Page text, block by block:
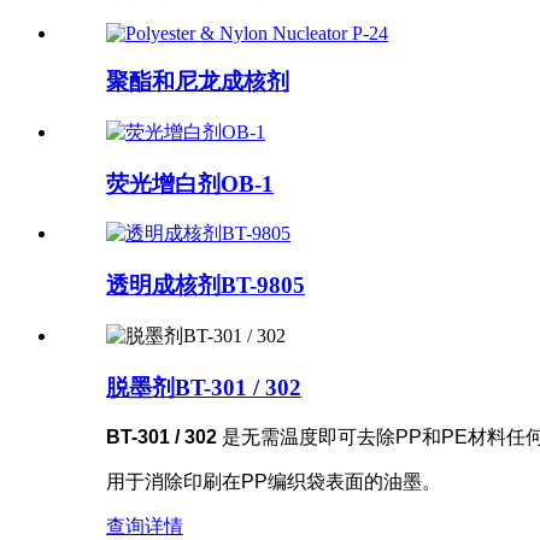
聚酯和尼龙成核剂
荧光增白剂OB-1
透明成核剂BT-9805
脱墨剂BT-301 / 302
BT-301 / 302 是无需温度即可去除PP和PE材料任
用于消除印刷在PP编织袋表面的油墨。
查询详情